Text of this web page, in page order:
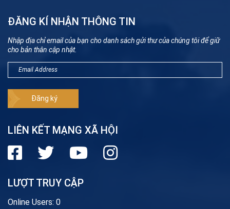
ĐĂNG KÍ NHẬN THÔNG TIN
Nhập địa chỉ email của bạn cho danh sách gửi thư của chúng tôi để giữ
cho bản thân cập nhật.
LIÊN KẾT MẠNG XÃ HỘI
LƯỢT TRUY CẬP
Online Users: 0